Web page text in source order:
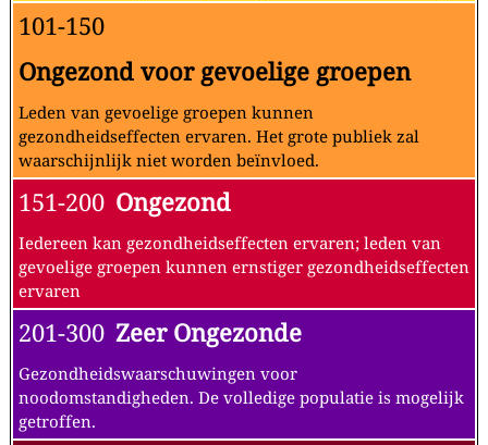
101-150
Ongezond voor gevoelige groepen
Leden van gevoelige groepen kunnen
gezondheidseffecten ervaren. Het grote publiek zal
waarschijnlijk niet worden beïnvloed.
151-200 Ongezond
Iedereen kan gezondheidseffecten ervaren; leden van
gevoelige groepen kunnen ernstiger gezondheidseffecten
ervaren
201-300 Zeer Ongezonde
Gezondheidswaarschuwingen voor
noodomstandigheden. De volledige populatie is mogelijk
getroffen.